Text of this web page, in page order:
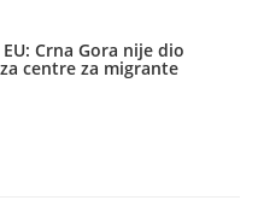
Crna Gora nije dio
centre za migrante